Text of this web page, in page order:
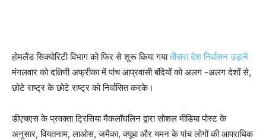
होमलैंड सिक्योरिटी विभाग को फिर से शुरू किया गयातीसरा देश निर्वासन उड़ानें
मंगलवार को दक्षिणी अफ्रीका में पांच आप्रवासी बंदियों को अलग -अलग देशों से,
छोटे राष्ट्र के छोटे राष्ट्र को निर्वासित करके।
डीएचएस के प्रवक्ता ट्रिसिया मैकलॉघलिन द्वारा सोशल मीडिया पोस्ट के
अनुसार, वियतनाम, लाओस, जमैका, क्यूबा और यमन के पांच लोगों की आपराधिक